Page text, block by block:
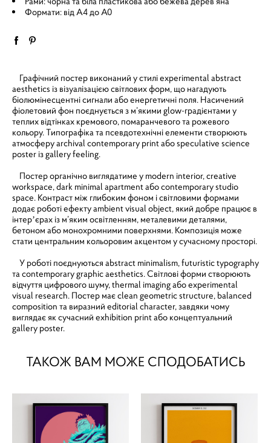
Формати: від A4 до A0
Графічний постер виконаний у стилі experimental abstract
aesthetics із візуалізацією світлових форм, що нагадують
біолюмінесцентні сигнали або енергетичні поля. Насичений
фіолетовий фон поєднується з м’якими glow-градієнтами у
теплих відтінках кремового, помаранчевого та рожевого
кольору. Типографіка та псевдотехнічні елементи створюють
атмосферу archival contemporary print або speculative science
poster із gallery feeling.
Постер органічно виглядатиме у modern interior, creative
workspace, dark minimal apartment або contemporary studio
space. Контраст між глибоким фоном і світловими формами
додає роботі ефекту ambient visual object, який добре працює в
інтерʼєрах із м’яким освітленням, металевими деталями,
бетоном або монохромними поверхнями. Композиція може
стати центральним кольоровим акцентом у сучасному просторі.
У роботі поєднуються abstract minimalism, futuristic typography
та contemporary graphic aesthetics. Світлові форми створюють
відчуття цифрового шуму, thermal imaging або experimental
visual research. Постер має clean geometric structure, balanced
composition та виразний editorial character, завдяки чому
виглядає як сучасний exhibition print або концептуальний
gallery poster.
ТАКОЖ ВАМ МОЖЕ СПОДОБАТИСЬ